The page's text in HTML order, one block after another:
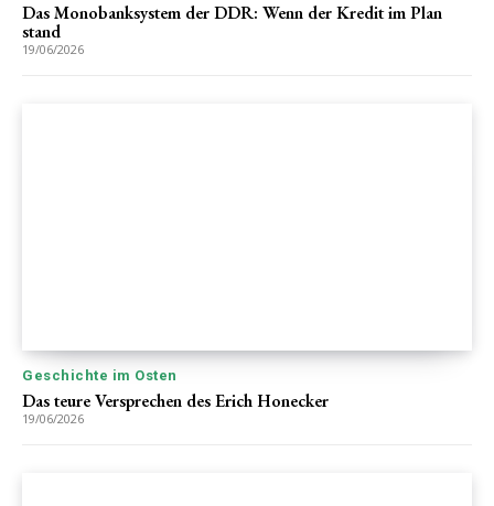
Das Monobanksystem der DDR: Wenn der Kredit im Plan
stand
19/06/2026
Geschichte im Osten
Das teure Versprechen des Erich Honecker
19/06/2026